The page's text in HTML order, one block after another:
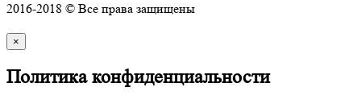
2016-2018 © Все права защищены
×
Политика конфиденциальности